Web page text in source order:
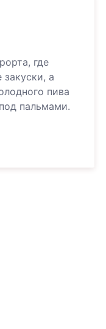
где
а
пива
пальмами.